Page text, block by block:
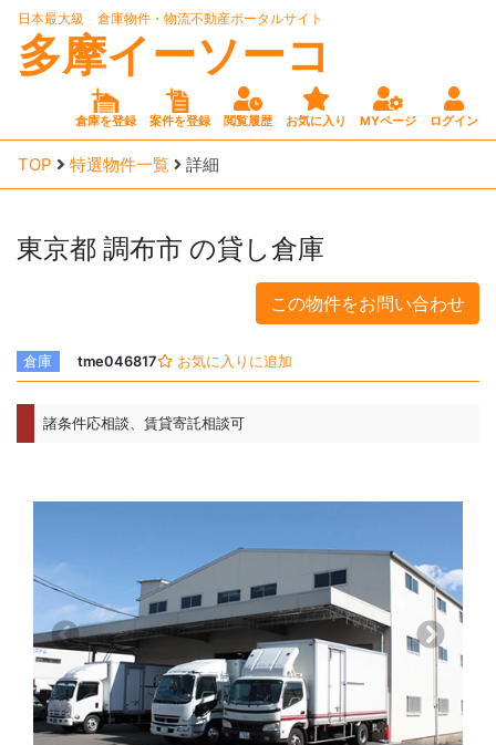
日本最大級 倉庫物件・物流不動産ポータルサイト
多摩イーソーコ
倉庫を登録 案件を登録 閲覧履歴 お気に入り MYページ ログイン
TOP 特選物件一覧 詳細
東京都 調布市 の貸し倉庫
この物件をお問い合わせ
倉庫 tme046817 お気に入りに追加
諸条件応相談、賃貸寄託相談可
前へ 次へ